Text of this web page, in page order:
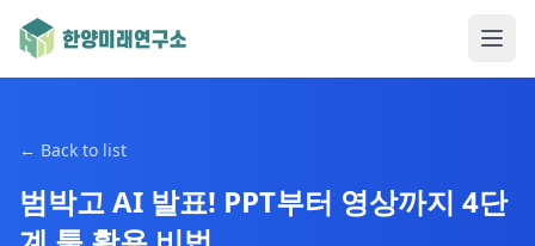
← Back to list
범박고 AI 발표! PPT부터 영상까지 4단